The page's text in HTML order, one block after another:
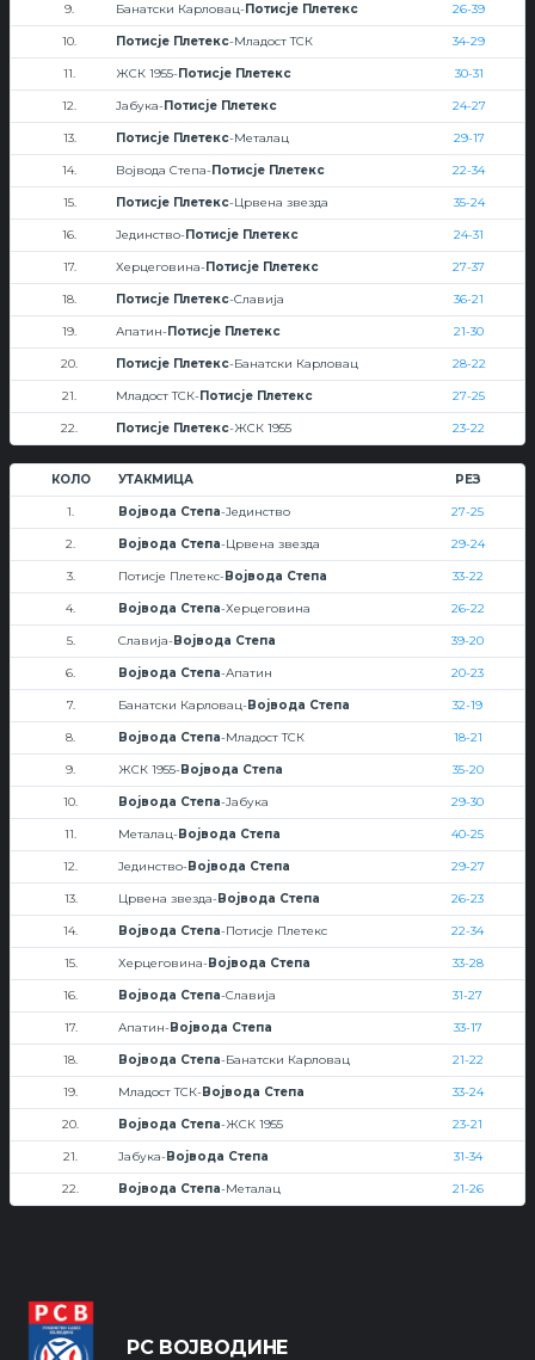
9. Банатски Карловац-Потисје Плетекс 26-39
10. Потисје Плетекс-Младост ТСК 34-29
11. ЖСК 1955-Потисје Плетекс 30-31
12. Јабука-Потисје Плетекс 24-27
13. Потисје Плетекс-Металац 29-17
14. Војвода Степа-Потисје Плетекс 22-34
15. Потисје Плетекс-Црвена звезда 35-24
16. Јединство-Потисје Плетекс 24-31
17. Херцеговина-Потисје Плетекс 27-37
18. Потисје Плетекс-Славија 36-21
19. Апатин-Потисје Плетекс 21-30
20. Потисје Плетекс-Банатски Карловац 28-22
21. Младост ТСК-Потисје Плетекс 27-25
22. Потисје Плетекс-ЖСК 1955 23-22
КОЛО УТАКМИЦА РЕЗ
1. Војвода Степа-Јединство 27-25
2. Војвода Степа-Црвена звезда 29-24
3. Потисје Плетекс-Војвода Степа 33-22
4. Војвода Степа-Херцеговина 26-22
5. Славија-Војвода Степа 39-20
6. Војвода Степа-Апатин 20-23
7. Банатски Карловац-Војвода Степа 32-19
8. Војвода Степа-Младост ТСК 18-21
9. ЖСК 1955-Војвода Степа 35-20
10. Војвода Степа-Јабука 29-30
11. Металац-Војвода Степа 40-25
12. Јединство-Војвода Степа 29-27
13. Црвена звезда-Војвода Степа 26-23
14. Војвода Степа-Потисје Плетекс 22-34
15. Херцеговина-Војвода Степа 33-28
16. Војвода Степа-Славија 31-27
17. Апатин-Војвода Степа 33-17
18. Војвода Степа-Банатски Карловац 21-22
19. Младост ТСК-Војвода Степа 33-24
20. Војвода Степа-ЖСК 1955 23-21
21. Јабука-Војвода Степа 31-34
22. Војвода Степа-Металац 21-26
РС ВОЈВОДИНЕ